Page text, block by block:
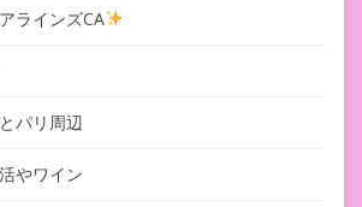
ラインズCA
パリ周辺
やワイン